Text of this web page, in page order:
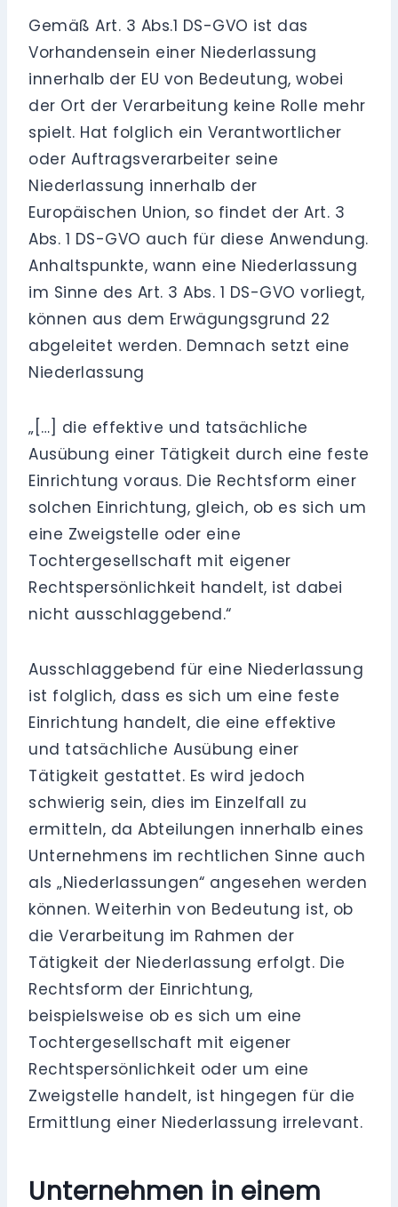
Gemäß Art. 3 Abs.1 DS-GVO ist das
Vorhandensein einer Niederlassung
innerhalb der EU von Bedeutung, wobei
der Ort der Verarbeitung keine Rolle mehr
spielt. Hat folglich ein Verantwortlicher
oder Auftragsverarbeiter seine
Niederlassung innerhalb der
Europäischen Union, so findet der Art. 3
Abs. 1 DS-GVO auch für diese Anwendung.
Anhaltspunkte, wann eine Niederlassung
im Sinne des Art. 3 Abs. 1 DS-GVO vorliegt,
können aus dem Erwägungsgrund 22
abgeleitet werden. Demnach setzt eine
Niederlassung
„[…] die effektive und tatsächliche
Ausübung einer Tätigkeit durch eine feste
Einrichtung voraus. Die Rechtsform einer
solchen Einrichtung, gleich, ob es sich um
eine Zweigstelle oder eine
Tochtergesellschaft mit eigener
Rechtspersönlichkeit handelt, ist dabei
nicht ausschlaggebend.“
Ausschlaggebend für eine Niederlassung
ist folglich, dass es sich um eine feste
Einrichtung handelt, die eine effektive
und tatsächliche Ausübung einer
Tätigkeit gestattet. Es wird jedoch
schwierig sein, dies im Einzelfall zu
ermitteln, da Abteilungen innerhalb eines
Unternehmens im rechtlichen Sinne auch
als „Niederlassungen“ angesehen werden
können. Weiterhin von Bedeutung ist, ob
die Verarbeitung im Rahmen der
Tätigkeit der Niederlassung erfolgt. Die
Rechtsform der Einrichtung,
beispielsweise ob es sich um eine
Tochtergesellschaft mit eigener
Rechtspersönlichkeit oder um eine
Zweigstelle handelt, ist hingegen für die
Ermittlung einer Niederlassung irrelevant.
Unternehmen in einem